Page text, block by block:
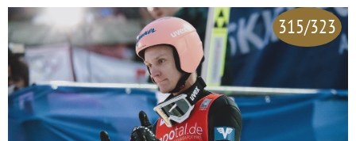
315/323